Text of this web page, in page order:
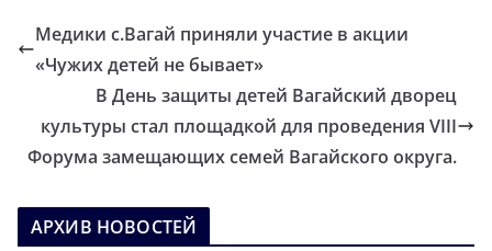
Медики с.Вагай приняли участие в акции
«Чужих детей не бывает»
В День защиты детей Вагайский дворец
культуры стал площадкой для проведения VIII
Форума замещающих семей Вагайского округа.
АРХИВ НОВОСТЕЙ